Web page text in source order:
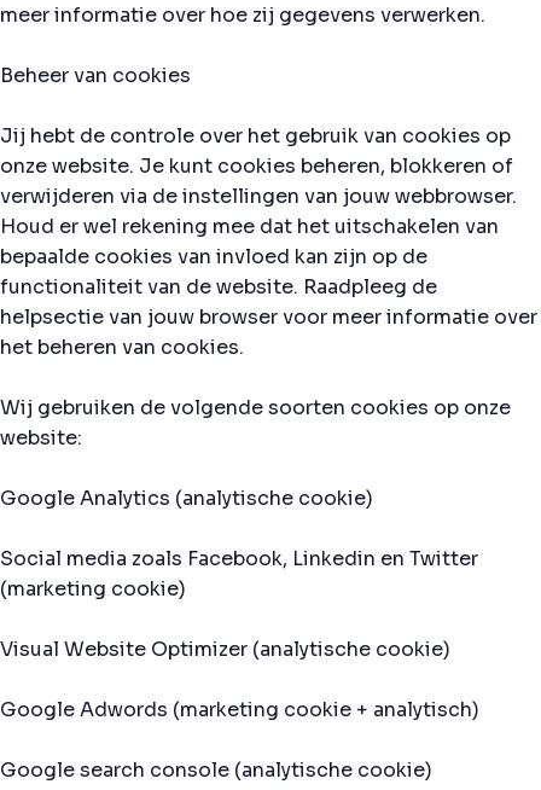
meer informatie over hoe zij gegevens verwerken.
Beheer van cookies
Jij hebt de controle over het gebruik van cookies op
onze website. Je kunt cookies beheren, blokkeren of
verwijderen via de instellingen van jouw webbrowser.
Houd er wel rekening mee dat het uitschakelen van
bepaalde cookies van invloed kan zijn op de
functionaliteit van de website. Raadpleeg de
helpsectie van jouw browser voor meer informatie over
het beheren van cookies.
Wij gebruiken de volgende soorten cookies op onze
website:
Google Analytics (analytische cookie)
Social media zoals Facebook, Linkedin en Twitter
(marketing cookie)
Visual Website Optimizer (analytische cookie)
Google Adwords (marketing cookie + analytisch)
Google search console (analytische cookie)